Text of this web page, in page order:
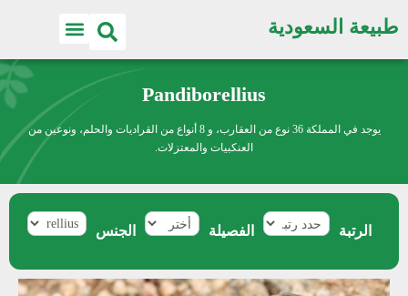
طبيعة السعودية
Pandiborellius
يوجد في المملكة 36 نوع من العقارب، و 8 أنواع من القراديات والحلم، ونوعين من
العنكبيات والمعتزلات.
الرتبة الفصيلة الجنس